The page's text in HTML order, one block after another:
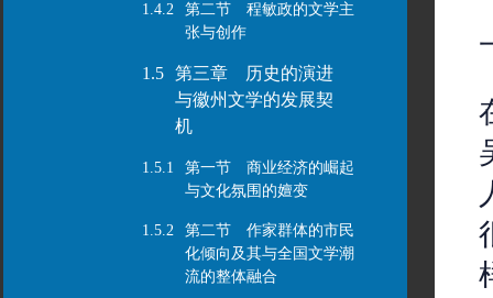
1.4.2
第二节 程敏政的文学主
张与创作
1.5
第三章 历史的演进
与徽州文学的发展契
机
1.5.1
第一节 商业经济的崛起
与文化氛围的嬗变
1.5.2
第二节 作家群体的市民
化倾向及其与全国文学潮
流的整体融合